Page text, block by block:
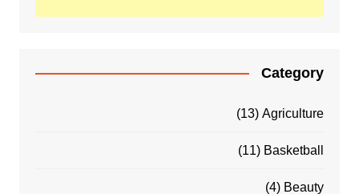
Category
Agriculture
(13)
Basketball
(11)
Beauty
(4)